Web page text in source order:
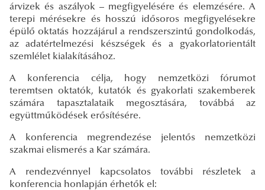
árvizek és aszályok – megfigyelésére és elemzésére. A
terepi mérésekre és hosszú idősoros megfigyelésekre
épülő oktatás hozzájárul a rendszerszintű gondolkodás,
az adatértelmezési készségek és a gyakorlatorientált
szemlélet kialakításához.
A konferencia célja, hogy nemzetközi fórumot
teremtsen oktatók, kutatók és gyakorlati szakemberek
számára tapasztalataik megosztására, továbbá az
együttműködések erősítésére.
A konferencia megrendezése jelentős nemzetközi
szakmai elismerés a Kar számára.
A rendezvénnyel kapcsolatos további részletek a
konferencia honlapján érhetők el: